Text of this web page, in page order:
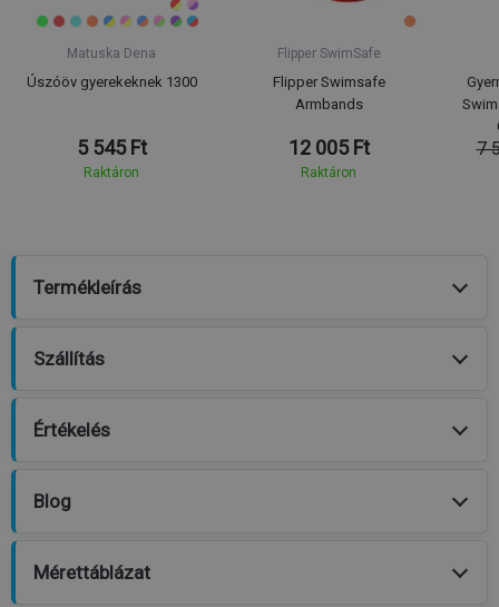
Matuska Dena
Úszóöv gyerekeknek 1300
5 545 Ft
Raktáron
Flipper SwimSafe
Flipper Swimsafe
Armbands
12 005 Ft
Raktáron
7
Termékleírás
Szállítás
Értékelés
Blog
Mérettáblázat